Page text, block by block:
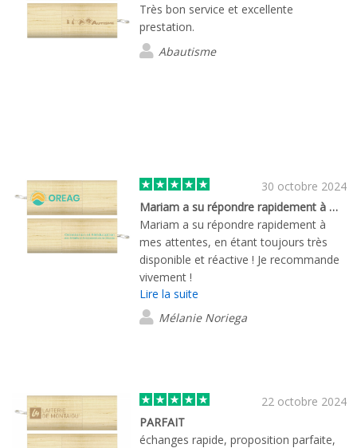
Très bon service et excellente
prestation.
Abautisme
30 octobre 2024
Mariam a su répondre rapidement à mes…
Mariam a su répondre rapidement à
mes attentes, en étant toujours très
disponible et réactive ! Je recommande
vivement !
Lire la suite
Mélanie Noriega
22 octobre 2024
PARFAIT
échanges rapide, proposition parfaite,